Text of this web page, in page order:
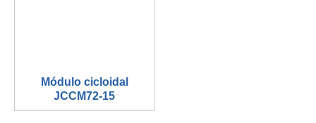
Módulo cicloidal
JCCM72-15